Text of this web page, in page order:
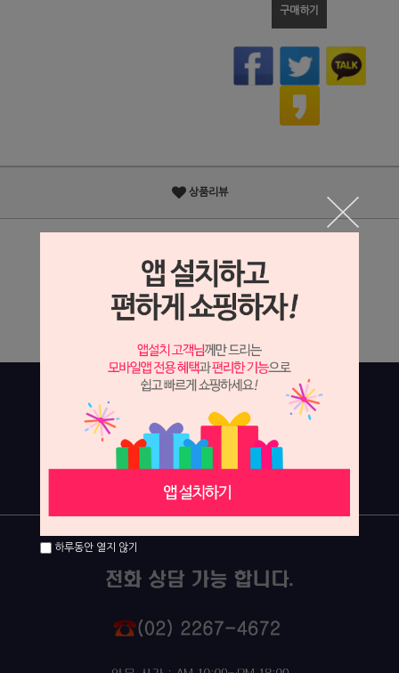
구매하기
상품리뷰
상세정보 새창 열기
상세 정보를 확대해 보실 수 있습니다.
하루동안 열지 않기